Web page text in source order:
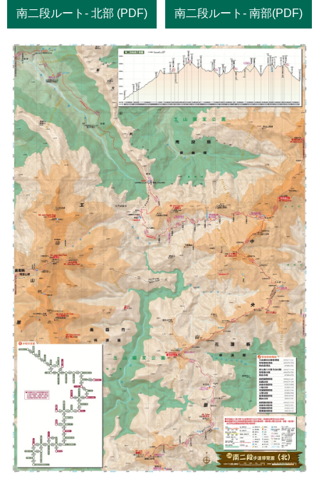
観光マップ
Tiếng Việt
Taglog
ไทย
Bahasa indonesia
Deutsche
Français
España
南二段ルート- 北部 (PDF) 南二段ルート- 南部(PDF)